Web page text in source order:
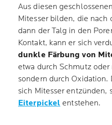
Aus diesen
Mitesser bilden, die nach
dann der Talg in den
Kontakt, kann er sich
dunkle Färbung von
etwa durch Schmutz
sondern durch Oxidation.
sich Mitesser entzünden,
Eiterpickel entstehen.